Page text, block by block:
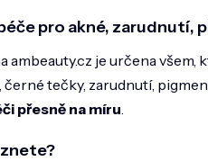
pro akné,
ambeauty.cz je určena
černé tečky, zarudnutí,
přesně na míru.